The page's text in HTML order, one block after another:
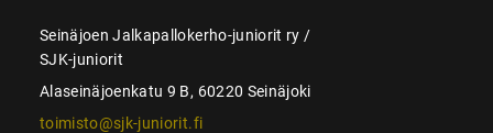
Seinäjoen Jalkapallokerho-juniorit ry /
SJK-juniorit
Alaseinäjoenkatu 9 B, 60220 Seinäjoki
toimisto@sjk-juniorit.fi